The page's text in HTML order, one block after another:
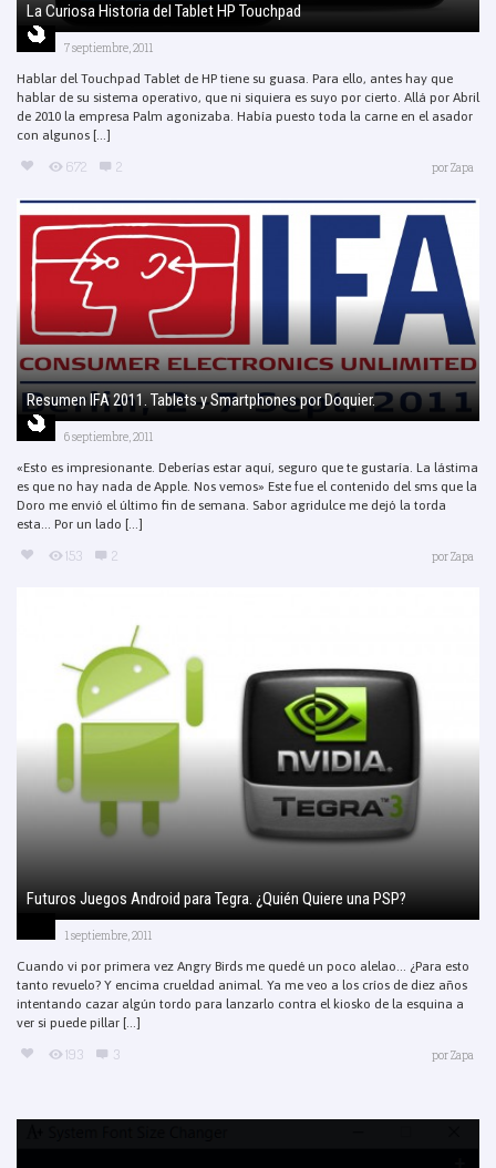
La Curiosa Historia del Tablet HP Touchpad
7 septiembre, 2011
Hablar del Touchpad Tablet de HP tiene su guasa. Para ello, antes hay que
hablar de su sistema operativo, que ni siquiera es suyo por cierto. Allá por Abril
de 2010 la empresa Palm agonizaba. Había puesto toda la carne en el asador
con algunos [...]
672 2 porZapa
Resumen IFA 2011. Tablets y Smartphones por Doquier.
6 septiembre, 2011
«Esto es impresionante. Deberías estar aquí, seguro que te gustaría. La lástima
es que no hay nada de Apple. Nos vemos» Este fue el contenido del sms que la
Doro me envió el último fin de semana. Sabor agridulce me dejó la torda
esta… Por un lado [...]
153 2 porZapa
Futuros Juegos Android para Tegra. ¿Quién Quiere una PSP?
1 septiembre, 2011
Cuando vi por primera vez Angry Birds me quedé un poco alelao… ¿Para esto
tanto revuelo? Y encima crueldad animal. Ya me veo a los críos de diez años
intentando cazar algún tordo para lanzarlo contra el kiosko de la esquina a
ver si puede pillar [...]
193 3 porZapa